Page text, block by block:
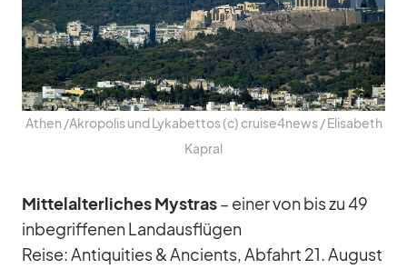
Athen /​Akropolis und Ly­ka­bet­tos (c) cruise4news /​ Eli­sa­beth
Ka­pral
Mit­tel­al­ter­li­ches Mystras– ei­ner von bis zu 49
in­be­grif­fe­nen Land­aus­flü­gen
Reise: An­ti­qui­ties & An­ci­ents, Ab­fahrt 21. Au­gust